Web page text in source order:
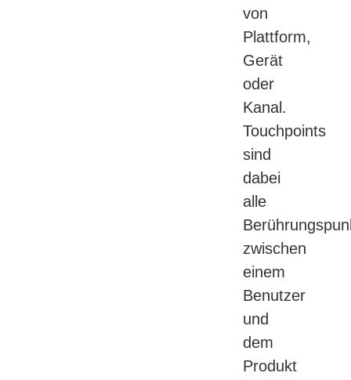
von
Plattform,
Gerät
oder
Kanal.
Touchpoints
sind
dabei
alle
zwischen
einem
Benutzer
und
dem
Produkt